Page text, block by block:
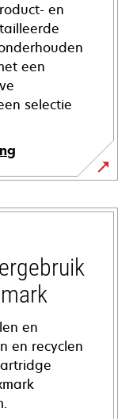
en
een
selectie
en
en recyclen